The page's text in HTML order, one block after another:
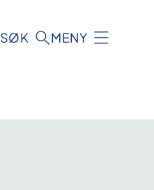
SØK MENY